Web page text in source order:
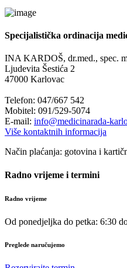
Specijalistička ordinacija
INA KARDOŠ, dr.med., spec.
Ljudevita Šestića 2
47000 Karlovac
Telefon: 047/667 542
Mobitel: 091/529-5074
E-mail: info@medicinarada-
Više kontaktnih informacija
Način plaćanja: gotovina i
Radno vrijeme i termini
Radno vrijeme
Od ponedjeljka do petka: 6:30
Preglede naručujemo